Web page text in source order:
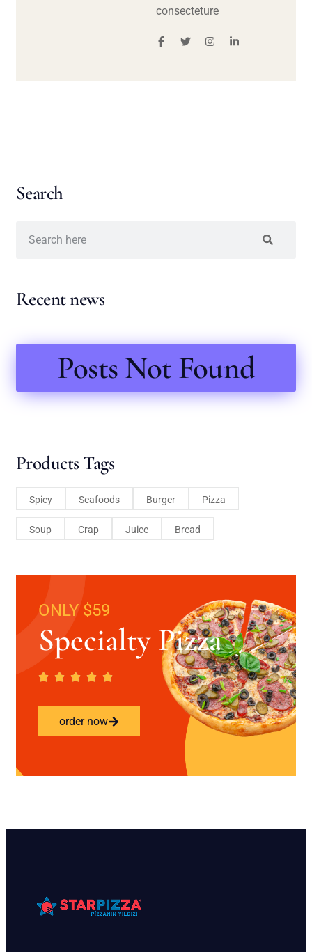
consecteture
Search
Recent news
Posts Not Found
Products Tags
Spicy Seafoods Burger Pizza
Soup Crap Juice Bread
ONLY $59
Specialty Pizza
order now